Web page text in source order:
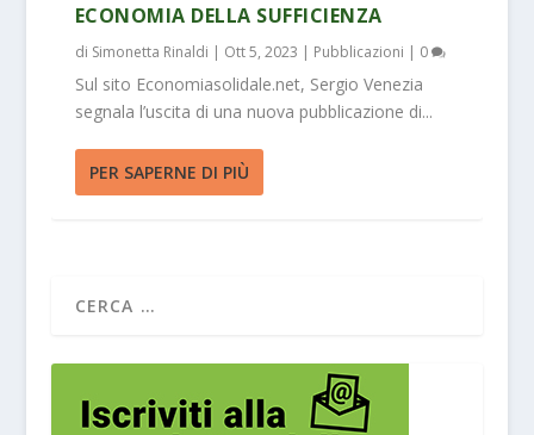
ECONOMIA DELLA SUFFICIENZA
di Simonetta Rinaldi | Ott 5, 2023 | Pubblicazioni | 0
Sul sito Economiasolidale.net, Sergio Venezia
segnala l’uscita di una nuova pubblicazione di...
PER SAPERNE DI PIÙ